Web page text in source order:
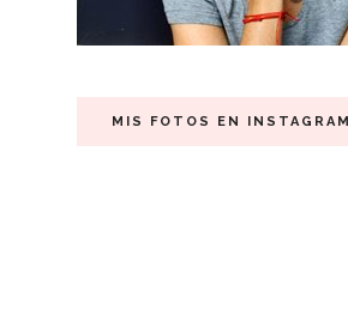
MIS FOTOS EN INSTAGRAM